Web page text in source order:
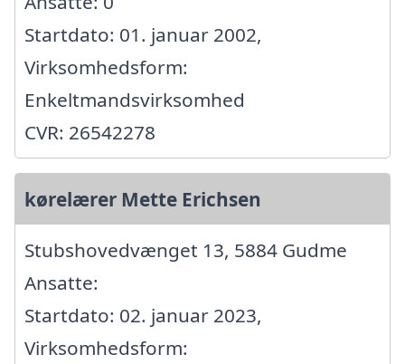
Startdato: 01. januar 2002,
Virksomhedsform:
Enkeltmandsvirksomhed
CVR: 26542278
kørelærer Mette Erichsen
Stubshovedvænget 13, 5884 Gudme
Ansatte:
Startdato: 02. januar 2023,
Virksomhedsform: